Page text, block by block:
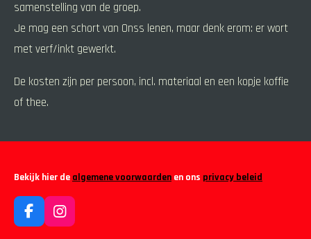
samenstelling van de groep.
Je mag een schort van Onss lenen, maar denk erom: er wort
met verf/inkt gewerkt.
De kosten zijn per persoon, incl. materiaal en een kopje koffie
of thee.
Bekijk hier de algemene voorwaarden en ons privacy beleid
F
a
I
n